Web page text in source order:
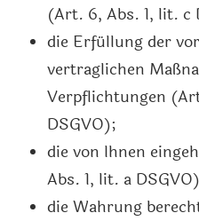
(Art. 6, Abs. 1, lit. c
die Erfüllung der
vertraglichen
Verpflichtungen
DSGVO);
die von Ihnen
Abs. 1, lit. a
die Wahrung